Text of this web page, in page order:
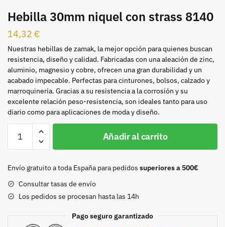
Hebilla 30mm niquel con strass 8140
14,32 €
Nuestras hebillas de zamak, la mejor opción para quienes buscan
resistencia, diseño y calidad. Fabricadas con una aleación de zinc,
aluminio, magnesio y cobre, ofrecen una gran durabilidad y un
acabado impecable. Perfectas para cinturones, bolsos, calzado y
marroquinería. Gracias a su resistencia a la corrosión y su
excelente relación peso-resistencia, son ideales tanto para uso
diario como para aplicaciones de moda y diseño.
30mm
con
8140
cantidad
Añadir al carrito
Envío gratuito a toda España para pedidos superiores a 500€
Consultar tasas de envío
Los pedidos se procesan hasta las 14h
Pago seguro garantizado